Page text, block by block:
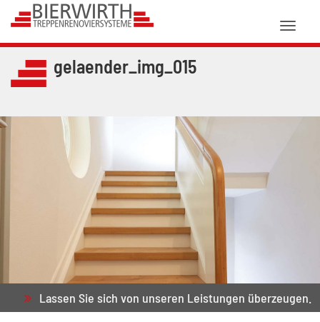
gelaender_img_015
Lassen Sie sich von unseren Leistungen überzeugen.